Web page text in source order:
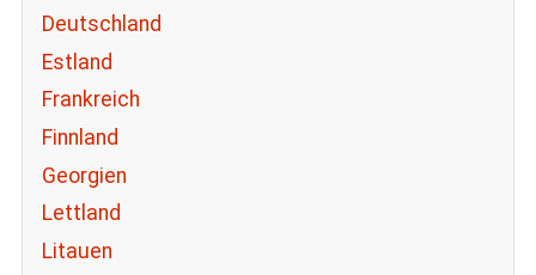
Deutschland
Estland
Frankreich
Finnland
Georgien
Lettland
Litauen